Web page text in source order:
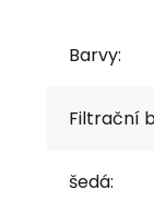
Barvy:
Filtrační
šedá: